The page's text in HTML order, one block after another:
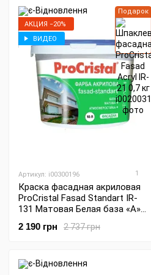
Подарок
АКЦИЯ −20%
ВИДЕО
Артикул: i00300196 1
Краска фасадная акриловая
ProCristal Fasad Standart IR-
131 Матовая Белая база «А»
2 737 грн
2 190 грн